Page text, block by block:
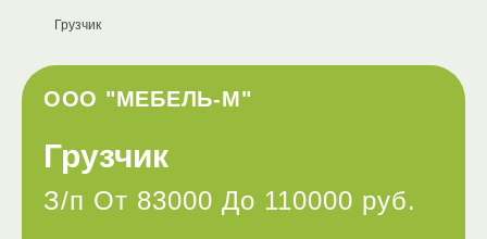
ООО "МЕБЕЛЬ-М"
Грузчик
Грузчик
З/п От 83000 До 110000 руб.